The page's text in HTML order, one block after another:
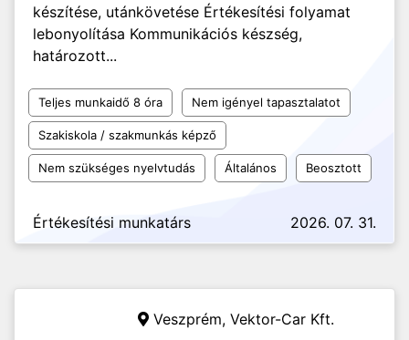
készítése, utánkövetése Értékesítési folyamat
lebonyolítása Kommunikációs készség,
határozott...
Teljes munkaidő 8 óra Nem igényel tapasztalatot
Szakiskola / szakmunkás képző
Nem szükséges nyelvtudás Általános Beosztott
Értékesítési munkatárs 2026. 07. 31.
Veszprém, Vektor-Car Kft.